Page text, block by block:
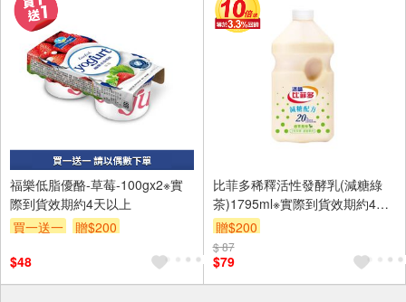
福樂低脂優酪-草莓-100gx2※實
際到貨效期約4天以上
買一送一
贈$200
$48
比菲多稀釋活性發酵乳(減糖綠
茶)1795ml※實際到貨效期約4天
以上
贈$200
$ 87
$79